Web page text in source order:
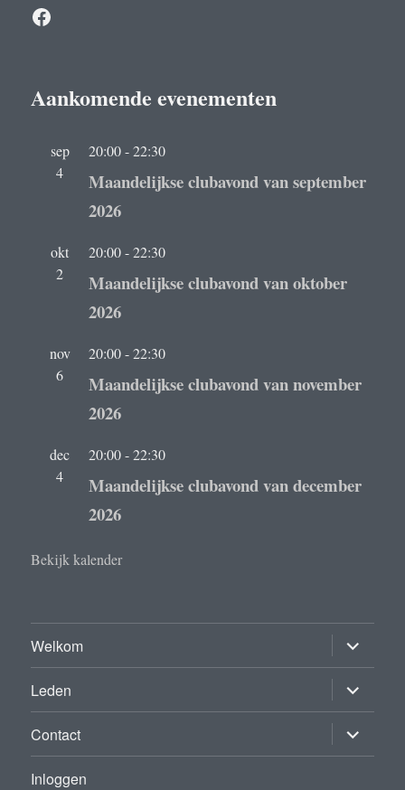
Facebook
Aankomende evenementen
sep
4
20:00-22:30
Maandelijkse clubavond van september
2026
okt
2
20:00-22:30
Maandelijkse clubavond van oktober
2026
nov
6
20:00-22:30
Maandelijkse clubavond van november
2026
dec
4
20:00-22:30
Maandelijkse clubavond van december
2026
Bekijk kalender
Welkom submenu
Leden
submenu
Contact
submenu
Inloggen